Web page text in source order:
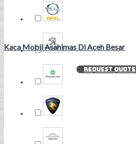
Kaca Mobil Asahimas Di Aceh Besar
REQUEST QUOTE